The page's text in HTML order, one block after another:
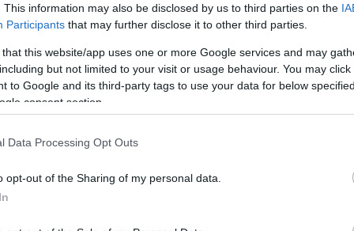
This information may also be disclosed by us to third parties on the
Participants that may further disclose it to other third parties.
that this website/app uses one or more Google services and may
but not limited to your visit or usage behaviour. You may
to Google and its third-party tags to use your data for below
consent section.
Data Processing Opt Outs
opt-out of the Sharing of my personal data.
η Ελβετία πρέπει να είναι σε θέση να
απέναντι σε τέτοιου είδους επιθέσεις,
ότι «ένα δεύτερο σύστημα θα επέτρεπε
η ελβετική κυβέρνηση είχε ανακοινώσει